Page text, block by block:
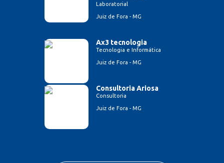
Laboratorial
Juiz de Fora - MG
Ax3 tecnologia
Tecnologia e Informática
Juiz de Fora - MG
Consultoria Ariosa
Consultoria
Juiz de Fora - MG